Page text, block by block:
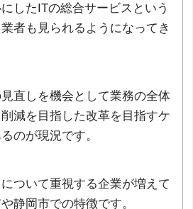
したITの総合サービスという
者も見られるようになってき
直しを機会として業務の全体
減を目指した改革を目指すケ
のが現況です。
ついて重視する企業が増えて
静岡市での特徴です。